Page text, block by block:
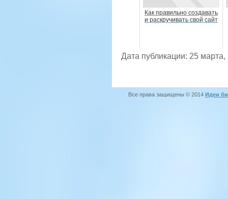
Как правильно создавать
и раскручивать свой сайт
Дата публикации: 25 марта,
Все права защищены © 2014 Идеи